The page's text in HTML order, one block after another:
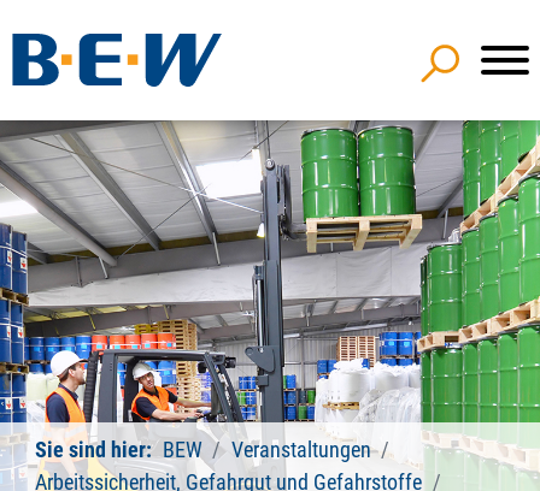
Sie sind hier: BEW
Veranstaltungen
Arbeitssicherheit, Gefahrgut und Gefahrstoffe